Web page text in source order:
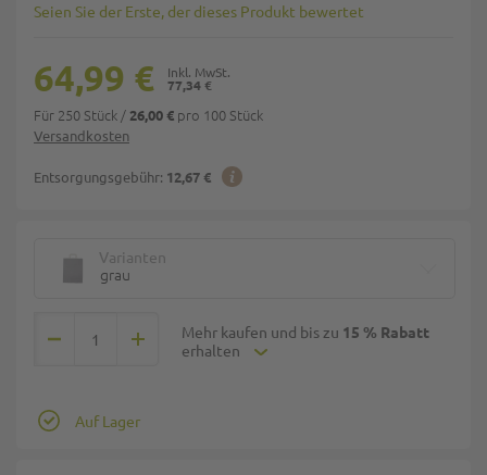
Seien Sie der Erste, der dieses Produkt bewertet
Versandkosten
Entsorgungsgebühr: 12,67 €
77,34 €
64,99 €
Für 250 Stück / 26,00 € pro 100 Stück
Varianten
grau
Mehr kaufen und bis zu 15 % Rabatt
erhalten
Auf Lager